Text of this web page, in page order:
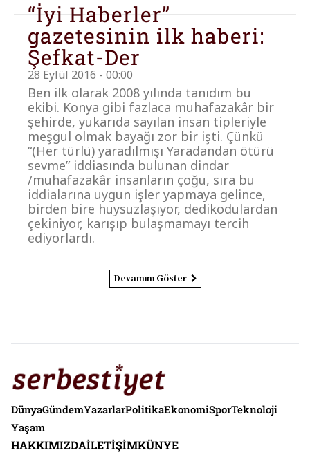
“İyi Haberler”
gazetesinin ilk haberi:
Şefkat-Der
28 Eylül 2016 - 00:00
Ben ilk olarak 2008 yılında tanıdım bu
ekibi. Konya gibi fazlaca muhafazakâr bir
şehirde, yukarıda sayılan insan tipleriyle
meşgul olmak bayağı zor bir işti. Çünkü
“(Her türlü) yaradılmışı Yaradandan ötürü
sevme” iddiasında bulunan dindar
/muhafazakâr insanların çoğu, sıra bu
iddialarına uygun işler yapmaya gelince,
birden bire huysuzlaşıyor, dedikodulardan
çekiniyor, karışıp bulaşmamayı tercih
ediyorlardı.
Devamını Göster
DünyaGündemYazarlarPolitikaEkonomiSporTeknoloji
Yaşam
HAKKIMIZDAİLETIŞIMKÜNYE